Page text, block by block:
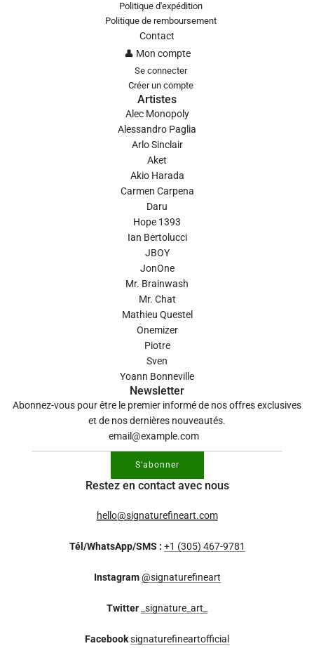
Politique d'expédition
Politique de remboursement
Contact
👤 Mon compte
Se connecter
Créer un compte
Artistes
Alec Monopoly
Alessandro Paglia
Arlo Sinclair
Aket
Akio Harada
Carmen Carpena
Daru
Hope 1393
Ian Bertolucci
JBOY
JonOne
Mr. Brainwash
Mr. Chat
Mathieu Questel
Onemizer
Piotre
Sven
Yoann Bonneville
Newsletter
Abonnez-vous pour être le premier informé de nos offres exclusives
et de nos dernières nouveautés.
S'abonner
Restez en contact avec nous
hello@signaturefineart.com
Tél/WhatsApp/SMS : +1 (305) 467-9781
Instagram @signaturefineart
Twitter _signature_art_
Facebooksignaturefineartofficial